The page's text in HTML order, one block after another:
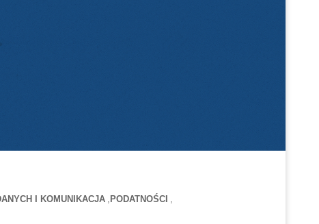
I KOMUNIKACJA PODATNOŚCI